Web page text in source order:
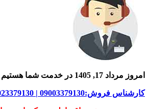
امروز مرداد 17, 1405 در خدمت شما هستیم
کارشناس فروش:09003379130 | 09023379130